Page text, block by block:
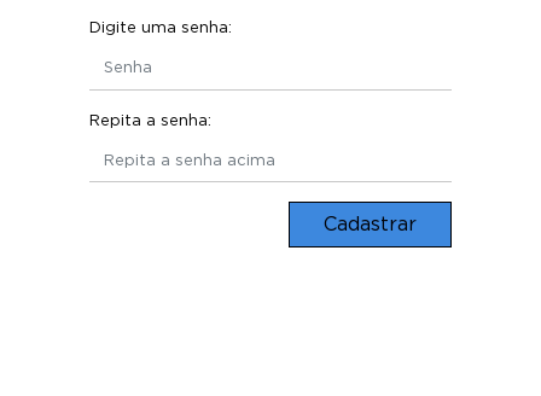
Digite uma senha:
Repita a senha:
Cadastrar